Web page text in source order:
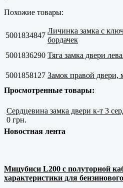
Похожие товары:
5001834847
Личинка замка с
бордачек
5001836290 Тяга замка двери
5001858127 Замок правой двери,
Просмотренные товары:
Сердцевина замка двери к-т 3
0 грн.
Новостная лента
Мицубиси L200 с полуторной
характеристики для